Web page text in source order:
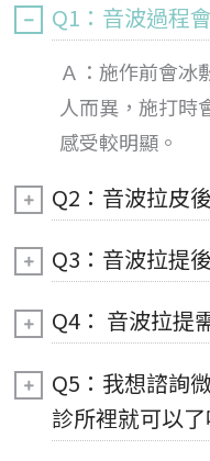
Q1：音波過程
Ａ：施作前會冰
人而異，施打時
感受較明顯。
Q2：音波拉皮
Q3：音波拉提
Q4： 音波拉提
Q5：我想諮詢
診所裡就可以了